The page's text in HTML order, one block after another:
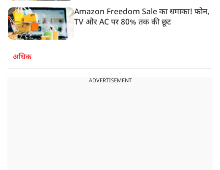
Amazon Freedom Sale का धमाका! फोन,
TV और AC पर 80% तक की छूट
अधिक
ADVERTISEMENT